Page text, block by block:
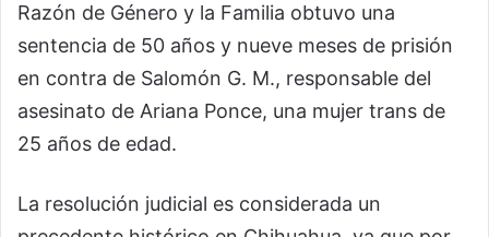
Razón de Género y la Familia obtuvo una
sentencia de 50 años y nueve meses de prisión
en contra de Salomón G. M., responsable del
asesinato de Ariana Ponce, una mujer trans de
25 años de edad.
La resolución judicial es considerada un